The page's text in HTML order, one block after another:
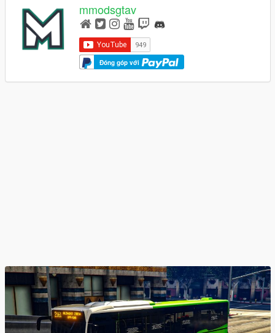
mmodsgtav
Đóng góp với